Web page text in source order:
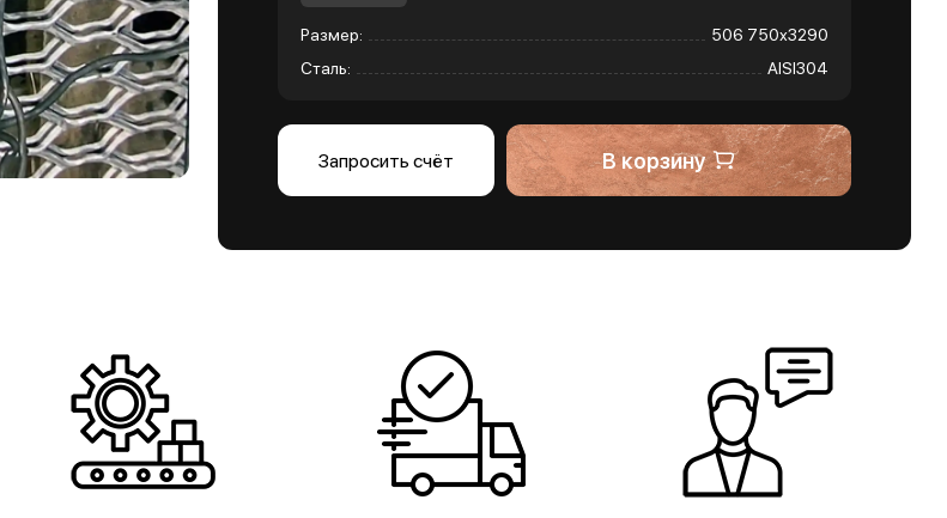
Размер:
506 750х3290
Сталь:
AISI304
Запросить счёт В корзину